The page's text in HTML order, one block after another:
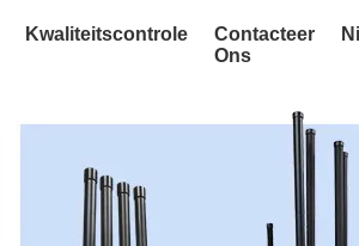
Kwaliteitscontrole
Contacteer
Ons